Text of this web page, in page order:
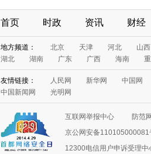
首页 时政 资讯 财经
地方频道： 北京 天津 河北
山西
湖北
湖南 广东 广西 海南
友情链接： 人民网 新华网
中国网
中国新闻网
光明网
互联网举报中心
防范
京公网安备110105000081
12300电信用户申诉受理中